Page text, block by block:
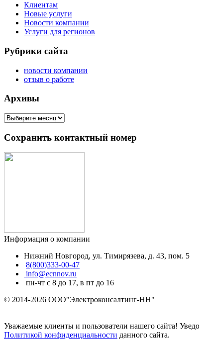
Клиентам
Новые услуги
Новости компании
Услуги для регионов
Рубрики сайта
новости компании
отзыв о работе
Архивы
Архивы
Сохранить контактный номер
Информация о компании
Нижний Новгород, ул. Тимирязева, д. 43, пом. 5
8(800)333-00-47
info@ecnnov.ru
пн-чт с 8 до 17, в пт до 16
© 2014-2026 OOO"Электроконсалтинг-НН"
Уважаемые клиенты и пользователи нашего сайта!
Политикой конфиденциальности данного сайта.